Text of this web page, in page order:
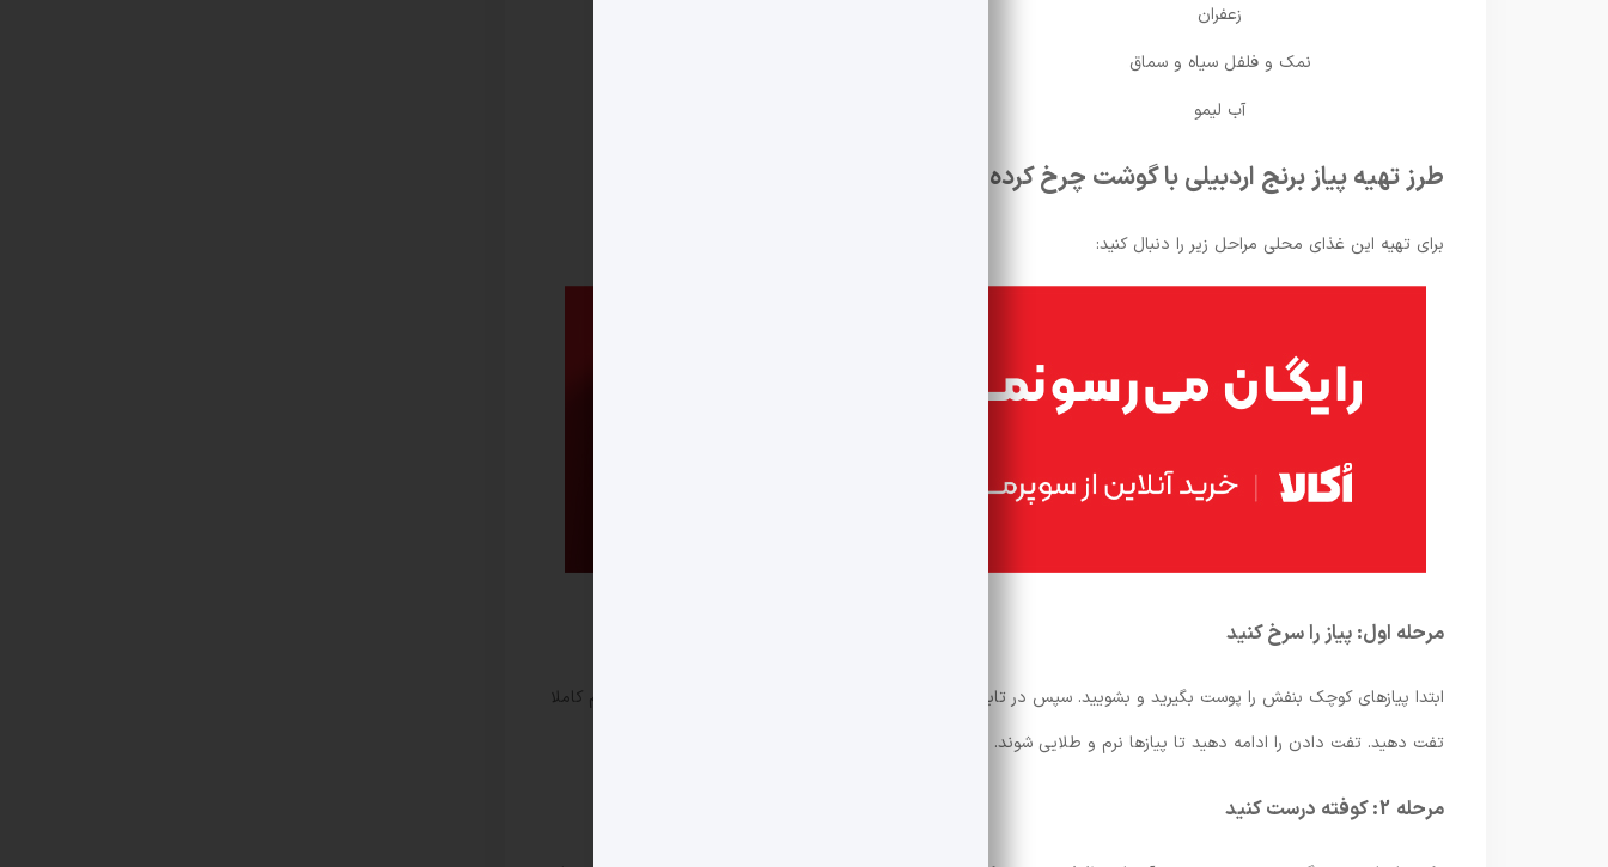
زعفران
نمک و فلفل سیاه و سماق
آب لیمو
طرز تهیه پیاز برنج اردبیلی با گوشت چرخ کرده
برای تهیه این غذای محلی مراحل زیر را دنبال کنید:
مرحله اول: پیاز را سرخ کنید
ابتدا پیازهای کوچک بنفش را پوست بگیرید و بشویید. سپس در تابه ای به اندازه کافی روغن بریزید و پیازها را با حرارت ملایم کاملا
تفت دهید. تفت دادن را ادامه دهید تا پیازها نرم و طلایی شوند. سعی کنید پیازها را سرخ کنید تا یکدست سرخ شوند.
مرحله 2: کوفته درست کنید